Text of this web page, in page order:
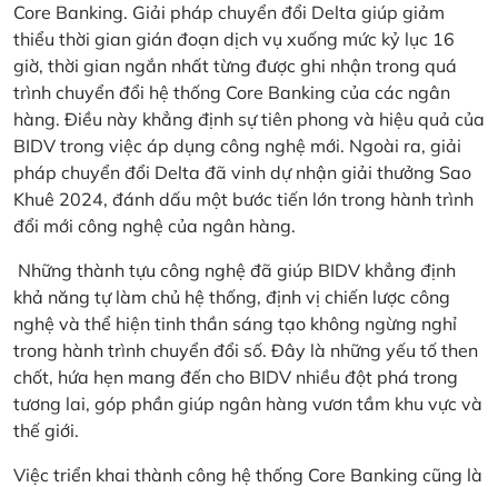
Core Banking. Giải pháp chuyển đổi Delta giúp giảm
thiểu thời gian gián đoạn dịch vụ xuống mức kỷ lục 16
giờ, thời gian ngắn nhất từng được ghi nhận trong quá
trình chuyển đổi hệ thống Core Banking của các ngân
hàng. Điều này khẳng định sự tiên phong và hiệu quả của
BIDV trong việc áp dụng công nghệ mới. Ngoài ra, giải
pháp chuyển đổi Delta đã vinh dự nhận giải thưởng Sao
Khuê 2024, đánh dấu một bước tiến lớn trong hành trình
đổi mới công nghệ của ngân hàng.
Những thành tựu công nghệ đã giúp BIDV khẳng định
khả năng tự làm chủ hệ thống, định vị chiến lược công
nghệ và thể hiện tinh thần sáng tạo không ngừng nghỉ
trong hành trình chuyển đổi số. Đây là những yếu tố then
chốt, hứa hẹn mang đến cho BIDV nhiều đột phá trong
tương lai, góp phần giúp ngân hàng vươn tầm khu vực và
thế giới.
Việc triển khai thành công hệ thống Core Banking cũng là